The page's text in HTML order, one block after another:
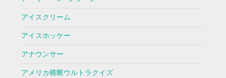
アイスクリーム
アイスホッケー
アナウンサー
アメリカ横断ウルトラクイズ